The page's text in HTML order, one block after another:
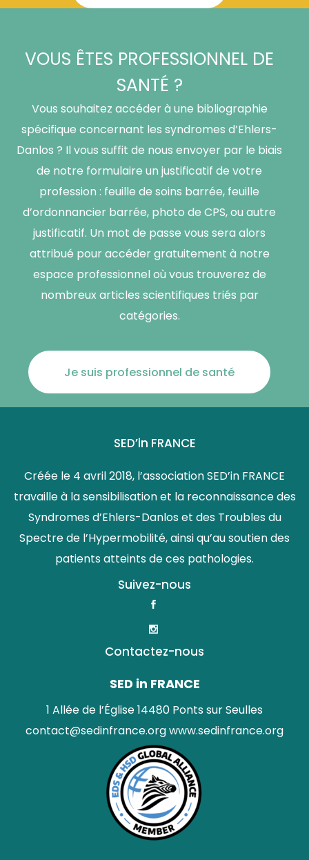
VOUS ÊTES PROFESSIONNEL DE
SANTÉ ?
Vous souhaitez accéder à une bibliographie
spécifique concernant les syndromes d’Ehlers-
Danlos ? Il vous suffit de nous envoyer par le biais
de notre formulaire un justificatif de votre
profession : feuille de soins barrée, feuille
d’ordonnancier barrée, photo de CPS, ou autre
justificatif. Un mot de passe vous sera alors
attribué pour accéder gratuitement à notre
espace professionnel où vous trouverez de
nombreux articles scientifiques triés par
catégories.
Je suis professionnel de santé
SED’in FRANCE
Créée le 4 avril 2018, l’association SED’in FRANCE
travaille à la sensibilisation et la reconnaissance des
Syndromes d’Ehlers-Danlos et des Troubles du
Spectre de l’Hypermobilité, ainsi qu’au soutien des
patients atteints de ces pathologies.
Suivez-nous
Contactez-nous
SED in FRANCE
1 Allée de l’Église 14480 Ponts sur Seulles
contact@sedinfrance.orgwww.sedinfrance.org